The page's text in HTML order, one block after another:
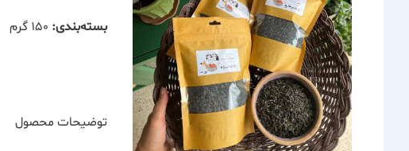
بسته‌بندی:
توضیحات محصول